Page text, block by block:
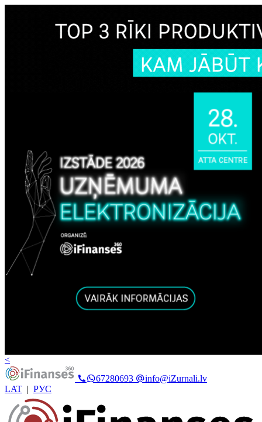
<
67280693
info@iZurnali.lv
LAT | РУС